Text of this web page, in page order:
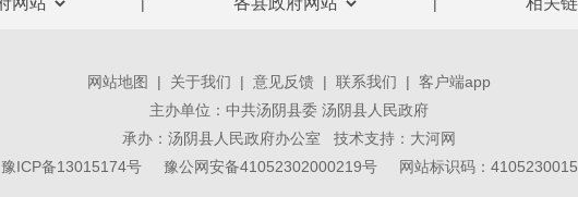
网站地图 | 关于我们 | 意见反馈 | 联系我们 | 客户端app
主办单位：中共汤阴县委 汤阴县人民政府
承办：汤阴县人民政府办公室 技术支持： 大河网
豫ICP备13015174号
豫公网安备41052302000219号网站标识码：4105230015